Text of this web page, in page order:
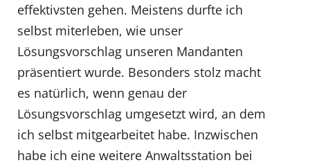
effektivsten gehen. Meistens durfte ich
selbst miterleben, wie unser
Lösungsvorschlag unseren Mandanten
präsentiert wurde. Besonders stolz macht
es natürlich, wenn genau der
Lösungsvorschlag umgesetzt wird, an dem
ich selbst mitgearbeitet habe. Inzwischen
habe ich eine weitere Anwaltsstation bei